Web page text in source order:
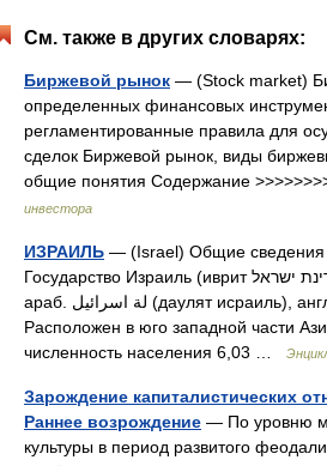
См. также в других словарях:
Биржевой рынок — (Stock market)
определенных финансовых
регламентированные правила для
сделок Биржевой рынок, виды
общие понятия Содержание
инвестора
ИЗРАИЛЬ — (Israel) Общие
Государство Израиль (иврит מדינת ישראל (мединат исраэль),
араб. لة اسرائيل (даулят исраиль), англ. State of Israel).
Расположен в юго западной части
численность населения 6,03 …
Зарождение капиталистических
Раннее возрождение — По уровню
культуры в период развитого